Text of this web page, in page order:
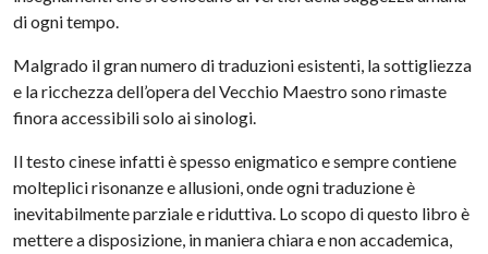
di ogni tempo.
Malgrado il gran numero di traduzioni esistenti, la sottigliezza
e la ricchezza dell’opera del Vecchio Maestro sono rimaste
finora accessibili solo ai sinologi.
Il testo cinese infatti è spesso enigmatico e sempre contiene
molteplici risonanze e allusioni, onde ogni traduzione è
inevitabilmente parziale e riduttiva. Lo scopo di questo libro è
mettere a disposizione, in maniera chiara e non accademica,